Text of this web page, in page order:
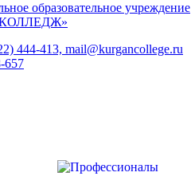
образовательное учреждение
444-413, mail@kurgancollege.ru
657